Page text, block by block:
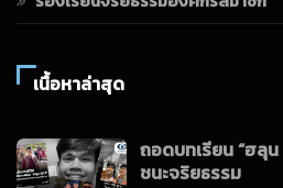
เนื้อหาล่าสุด
ถอดบทเรียน “ฮลุน
ชนะจริยธรรม